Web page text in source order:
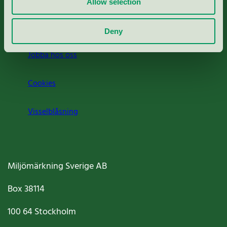
Deny
Jobba hos oss
Cookies
Visselblåsning
Miljömärkning Sverige AB
Box38114
100 64Stockholm